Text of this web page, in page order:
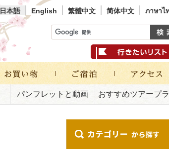
日本語 English 繁體中文 简体中文 ภาษาไ
パンフレットと動画 おすすめツアープ